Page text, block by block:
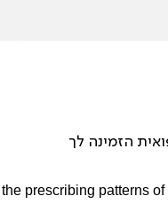
prescribing patterns